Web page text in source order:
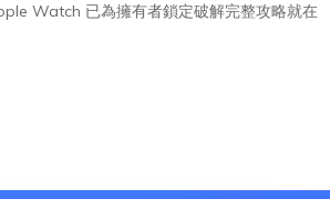
Watch 已為擁有者鎖定破解完整攻略就在